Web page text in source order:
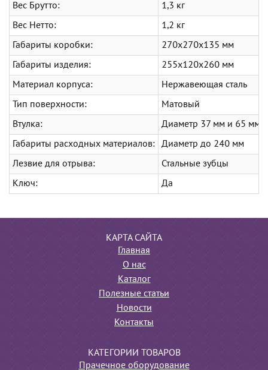
Вес Брутто: 1,3 кг
Вес Нетто: 1,2 кг
Габариты коробки: 270x270x135 мм
Габариты изделия: 255x120x260 мм
Материал корпуса: Нержавеющая сталь
Тип поверхности: Матовый
Втулка: Диаметр 37 мм и 65 мм
Габариты расходных материалов: Диаметр до 240 мм
Лезвие для отрыва: Стальные зубцы
Ключ: Да
КАРТА САЙТА
Главная
О нас
Каталог
Полезные статьи
Новости
Контакты
КАТЕГОРИИ ТОВАРОВ
Прачечное оборудование